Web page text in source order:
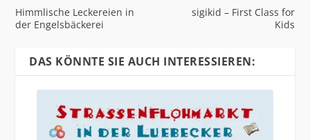
Himmlische Leckereien in
der Engelsbäckerei
sigikid – First Class for
Kids
DAS KÖNNTE SIE AUCH INTERESSIEREN: